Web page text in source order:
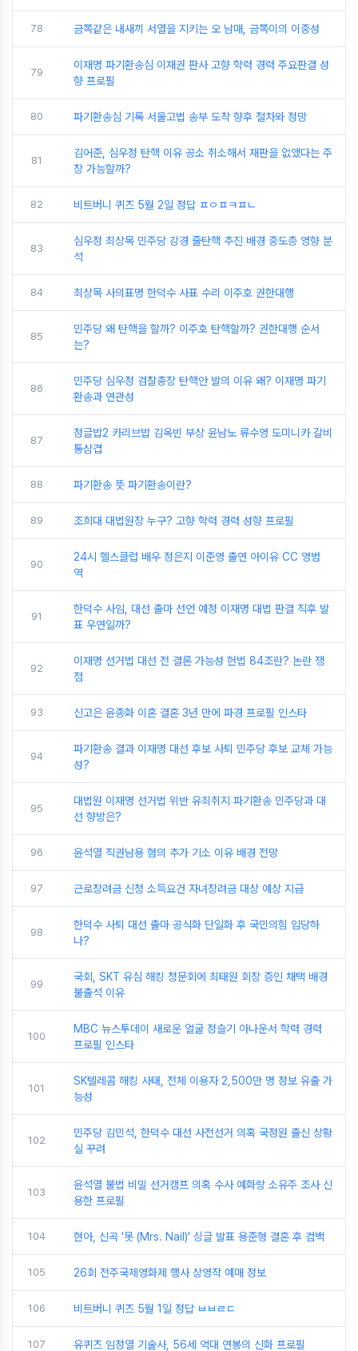
78 금쪽같은 내새끼 서열을 지키는 오 남매, 금쪽이의 이중성
79
이재명 파기환송심 이재권 판사 고향 학력 경력 주요판결 성
향 프로필
80 파기환송심 기록 서울고법 송부 도착 향후 절차와 정망
81
김어준, 심우정 탄핵 이유 공소 취소해서 재판을 없앴다는 주
장 가능할까?
82 비트버니 퀴즈 5월 2일 정답 ㅍㅇㅍㅋㅍㄴ
83
심우정 최상목 민주당 강경 줄탄핵 추진 배경 중도층 영향 분
석
84 최상목 사의표명 한덕수 사표 수리 이주호 권한대행
85
민주당 왜 탄핵을 할까? 이주호 탄핵할까? 권한대행 순서
는?
86
민주당 심우정 검찰총장 탄핵안 발의 이유 왜? 이재명 파기
환송과 연관성
87
정글밥2 카리브밥 김옥빈 부상 윤남노 류수영 도미니카 갈비
통삼겹
88 파기환송 뜻 파기환송이란?
89 조희대 대법원장 누구? 고향 학력 경력 성향 프로필
90
24시 헬스클럽 배우 정은지 이준영 출연 아이유 CC 영범
역
91
한덕수 사임, 대선 출마 선언 예정 이재명 대법 판결 직후 발
표 우연일까?
92
이재명 선거법 대선 전 결론 가능성 헌법 84조란? 논란 쟁
점
93 신고은 윤종화 이혼 결혼 3년 만에 파경 프로필 인스타
94
파기환송 결과 이재명 대선 후보 사퇴 민주당 후보 교체 가능
성?
95
대법원 이재명 선거법 위반 유죄취지 파기환송 민주당과 대
선 향방은?
96 윤석열 직권남용 혐의 추가 기소 이유 배경 전망
97 근로장려금 신청 소득요건 자녀장려금 대상 예상 지급
98
한덕수 사퇴 대선 출마 공식화 단일화 후 국민의힘 입당하
나?
99
국회, SKT 유심 해킹 청문회에 최태원 회장 증인 채택 배경
불출석 이유
100
MBC 뉴스투데이 새로운 얼굴 정슬기 아나운서 학력 경력
프로필 인스타
101
SK텔레콤 해킹 사태, 전체 이용자 2,500만 명 정보 유출 가
능성
102
민주당 김민석, 한덕수 대선 사전선거 의혹 국정원 출신 상황
실 꾸려
103
윤석열 불법 비밀 선거캠프 의혹 수사 예화랑 소유주 조사 신
용한 프로필
104 현아, 신곡 '못 (Mrs. Nail)' 싱글 발표 용준형 결혼 후 컴백
105 26회 전주국제영화제 행사 상영작 예매 정보
106 비트버니 퀴즈 5월 1일 정답 ㅂㅂㄹㄷ
107 유퀴즈 임정열 기술사, 56세 억대 연봉의 신화 프로필